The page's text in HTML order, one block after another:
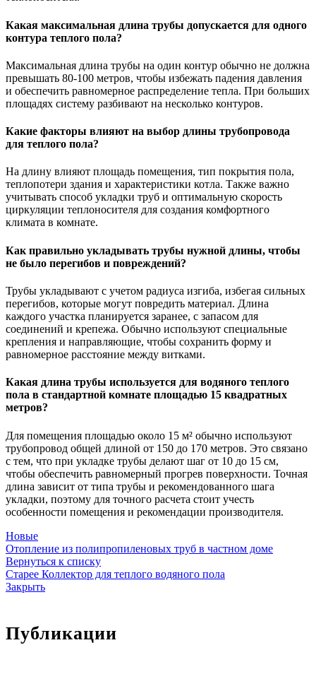
Какая максимальная длина трубы допускается для одного
контура теплого пола?
Максимальная длина трубы на один контур обычно не должна
превышать 80-100 метров, чтобы избежать падения давления
и обеспечить равномерное распределение тепла. При больших
площадях систему разбивают на несколько контуров.
Какие факторы влияют на выбор длины трубопровода
для теплого пола?
На длину влияют площадь помещения, тип покрытия пола,
теплопотери здания и характеристики котла. Также важно
учитывать способ укладки труб и оптимальную скорость
циркуляции теплоносителя для создания комфортного
климата в комнате.
Как правильно укладывать трубы нужной длины, чтобы
не было перегибов и повреждений?
Трубы укладывают с учетом радиуса изгиба, избегая сильных
перегибов, которые могут повредить материал. Длина
каждого участка планируется заранее, с запасом для
соединений и крепежа. Обычно используют специальные
крепления и направляющие, чтобы сохранить форму и
равномерное расстояние между витками.
Какая длина трубы используется для водяного теплого
пола в стандартной комнате площадью 15 квадратных
метров?
Для помещения площадью около 15 м² обычно используют
трубопровод общей длиной от 150 до 170 метров. Это связано
с тем, что при укладке трубы делают шаг от 10 до 15 см,
чтобы обеспечить равномерный прогрев поверхности. Точная
длина зависит от типа трубы и рекомендованного шага
укладки, поэтому для точного расчета стоит учесть
особенности помещения и рекомендации производителя.
Новые
Отопление из полипропиленовых труб в частном доме
Вернуться к списку
Старее Коллектор для теплого водяного пола
Закрыть
Публикации